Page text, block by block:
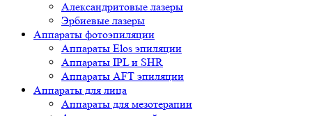
Александритовые лазеры
Эрбиевые лазеры
Аппараты фотоэпиляции
Аппараты Elos эпиляции
Аппараты IPL и SHR
Аппараты AFT эпиляции
Аппараты для лица
Аппараты для мезотерапии